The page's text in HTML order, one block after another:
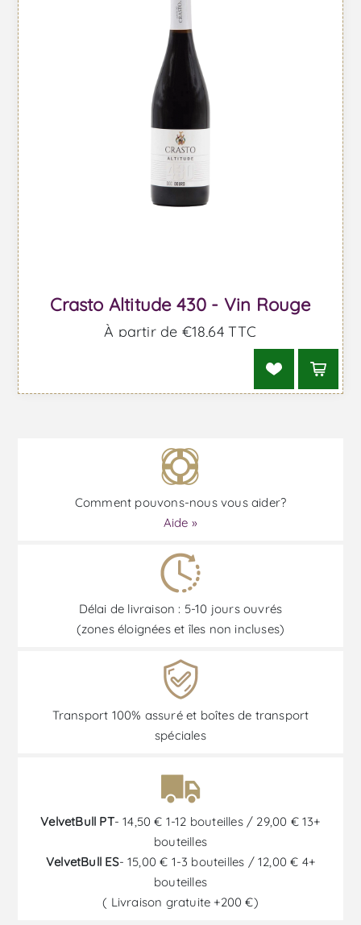
Crasto Altitude 430 - Vin Rouge
À partir de €18,64 TTC
Comment pouvons-nous vous aider?
Aide »
Délai de livraison : 5-10 jours ouvrés
(zones éloignées et îles non incluses)
Transport 100% assuré et boîtes de transport
spéciales
VelvetBull PT- 14,50 € 1-12 bouteilles / 29,00 € 13+
bouteilles
VelvetBull ES- 15,00 € 1-3 bouteilles / 12,00 € 4+
bouteilles
( Livraison gratuite +200 €)